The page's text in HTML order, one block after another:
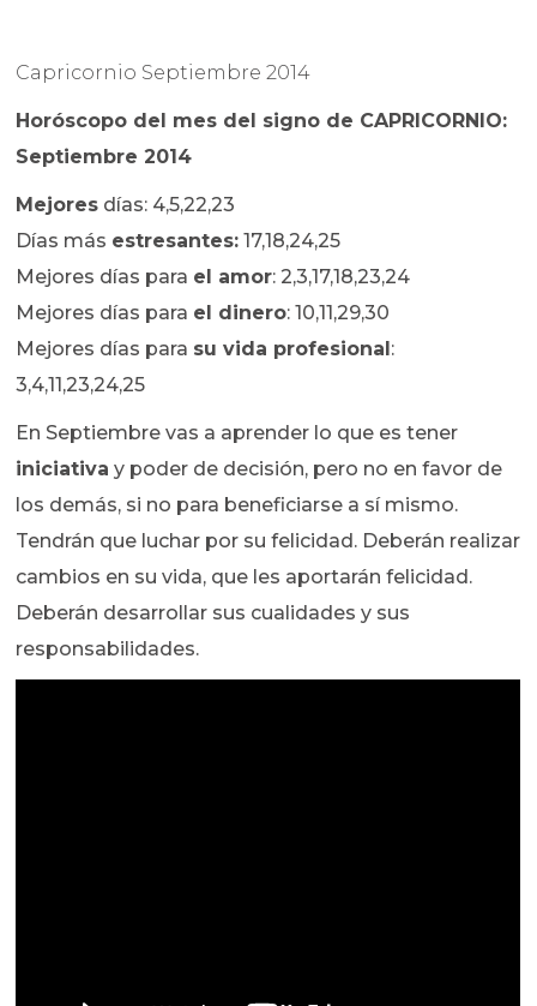
Capricornio Septiembre 2014
Horóscopo del mes del signo de CAPRICORNIO:
Septiembre 2014
Mejores días: 4,5,22,23
Días más estresantes: 17,18,24,25
Mejores días para el amor: 2,3,17,18,23,24
Mejores días para el dinero: 10,11,29,30
Mejores días para su vida profesional :
3,4,11,23,24,25
En Septiembre vas a aprender lo que es tener
iniciativa y poder de decisión, pero no en favor de
los demás, si no para beneficiarse a sí mismo.
Tendrán que luchar por su felicidad. Deberán realizar
cambios en su vida, que les aportarán felicidad.
Deberán desarrollar sus cualidades y sus
responsabilidades.